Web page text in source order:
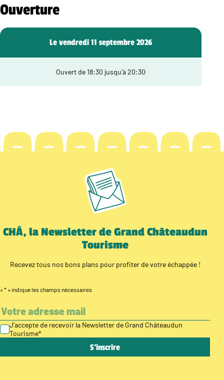
Ouverture
Le vendredi 11 septembre 2026
Ouvert de 18:30 jusqu’à 20:30
CHÂ, la Newsletter de Grand Châteaudun
Tourisme
Recevez tous nos bons plans pour profiter de votre échappée !
« * » indique les champs nécessaires
J’accepte de recevoir la Newsletter de Grand Châteaudun
Tourisme*